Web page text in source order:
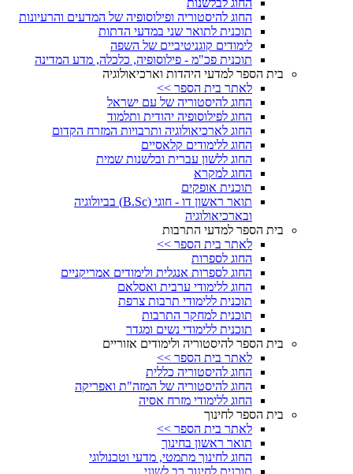
החוג לבלשנות
החוג להיסטוריה ופילוסופיה של המדעים והרעיונות
תוכנית לתואר שני במדעי הדתות
לימודים קוגניטיביים של השפה
תוכנית פכ"מ - פילוסופיה, כלכלה, מדע המדינה
בית הספר למדעי היהדות וארכיאולוגיה
לאתר בית הספר >>
החוג להיסטוריה של עם ישראל
החוג לפילוסופיה יהודית ותלמוד
החוג לארכיאולוגיה ותרבויות המזרח הקדום
החוג ללימודים קלאסיים
החוג ללשון עברית ובלשנות שמית
החוג למקרא
תוכנית אופקים
תואר ראשון דו - חוגי (B.Sc) בביולוגיה
ובארכיאולוגיה
בית הספר למדעי התרבות
לאתר בית הספר >>
החוג לספרות
החוג לספרות אנגלית ולימודים אמריקניים
החוג ללימודי ערבית ואסלאם
תוכנית ללימודי תרבות צרפת
תוכנית למחקר התרבות
תוכנית ללימודי נשים ומגדר
בית הספר להיסטוריה ולימודים אזוריים
לאתר בית הספר >>
החוג להיסטוריה כללית
החוג להיסטוריה של המזה"ת ואפריקה
החוג ללימודי מזרח אסיה
בית הספר לחינוך
לאתר בית הספר >>
תואר ראשון בחינוך
החוג לחינוך מתמטי, מדעי וטכנולוגי
תוכנית לחינוך רב לשוני